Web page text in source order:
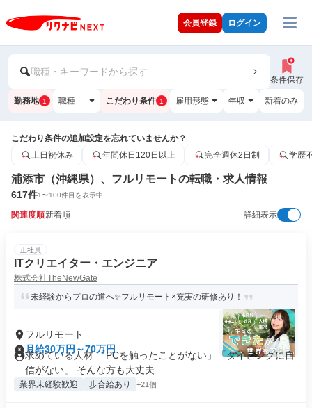
会員登録 ログイン
職種・キーワードから探す
条件保存
勤務地 1 職種 こだわり条件 1 雇用形態 年収 新着のみ
こだわり条件の追加設定を忘れていませんか？
土日祝休み
年間休日120日以上 完全週休2日制 学歴
浦添市（沖縄県）、フルリモートの転職・求人情報
617件1〜100件目を表示中
関連度順新着順 詳細表示
正社員
ITクリエイター・エンジニア
株式会社TheNewGate
未経験からプロの道へ✨フルリモート×充実の研修あり！
フルリモート
月給30万円～70万円
求めている人材 「PCを触ったことがない」「タイピングに自
信がない」 そんな方も大丈夫...
業界未経験歓迎 歩合給あり +21個